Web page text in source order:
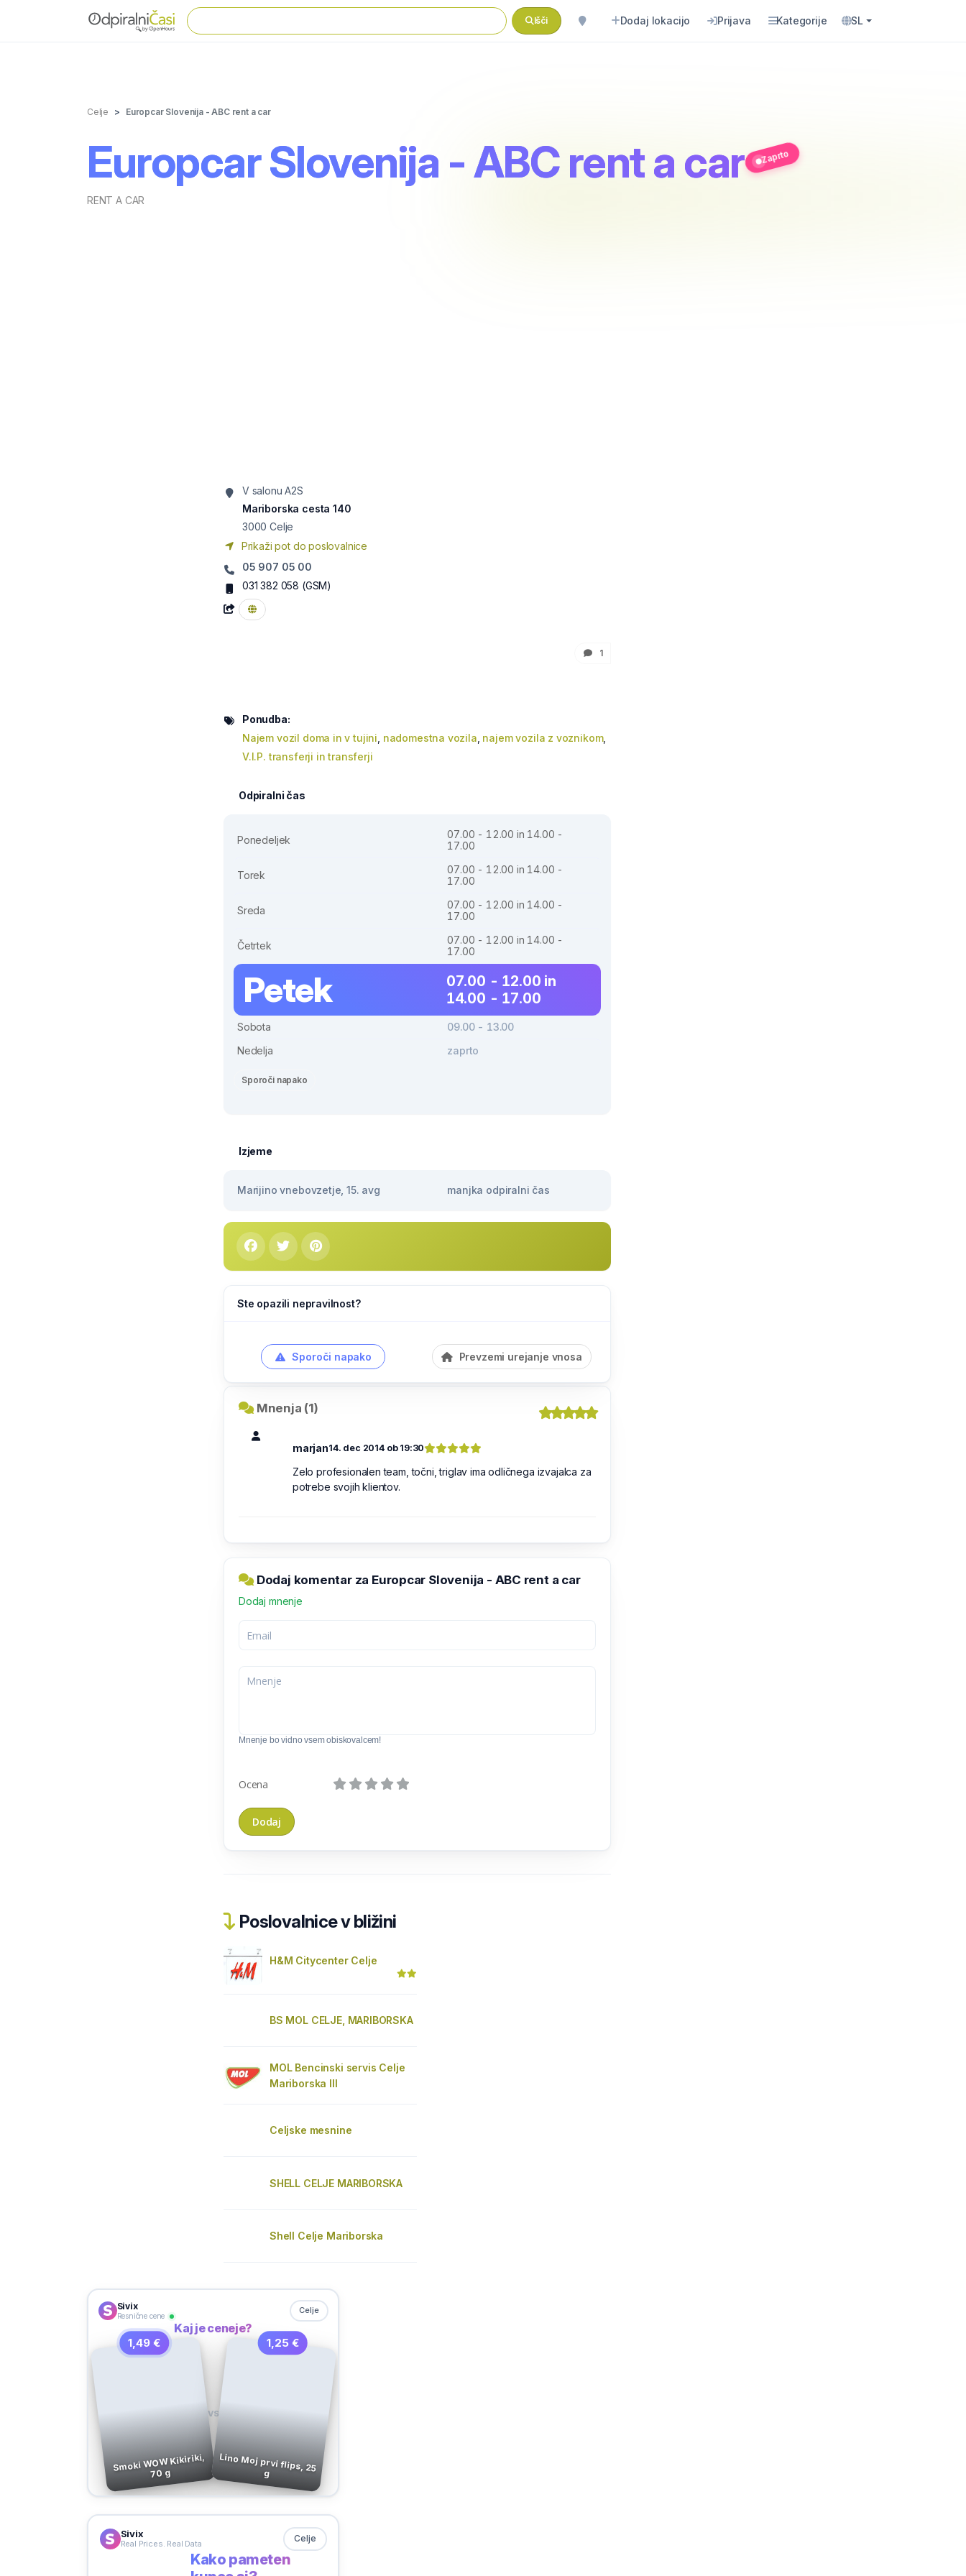
Išči Dodaj lokacijo Prijava Kategorije SL
Celje Europcar Slovenija - ABC rent a car
Europcar Slovenija - ABC rent a car
RENT A CAR
Zaprto
V salonu A2S
Mariborska cesta 140
3000 Celje
Prikaži pot do poslovalnice
05 907 05 00
031 382 058 (GSM)
1
Ponudba:
Najem vozil doma in v tujini nadomestna vozila najem vozila z voznikom,
V.I.P. transferji in transferji
Odpiralni čas
Ponedeljek
07.00 - 12.00 in 14.00 -
17.00
Torek
07.00 - 12.00 in 14.00 -
17.00
Sreda
07.00 - 12.00 in 14.00 -
17.00
Četrtek
07.00 - 12.00 in 14.00 -
17.00
Petek
07.00 - 12.00 in
14.00 - 17.00
Sobota
09.00 - 13.00
Nedelja
zaprto
Sporoči napako
Izjeme
Marijino vnebovzetje, 15. avg manjka odpiralni čas
Ste opazili nepravilnost?
Sporoči napako Prevzemi urejanje vnosa
Mnenja (1)
marjan14. dec 2014 ob 19:30
Zelo profesionalen team, točni, triglav ima odličnega izvajalca za
potrebe svojih klientov.
Dodaj komentar za Europcar Slovenija - ABC rent a car
Dodaj mnenje
Mnenje bo vidno vsem obiskovalcem!
Ocena
Poslovalnice v bližini
H&M Citycenter Celje
BS MOL CELJE, MARIBORSKA
MOL Bencinski servis Celje
Mariborska III
Celjske mesnine
SHELL CELJE MARIBORSKA
Shell Celje Mariborska
Sivix
Resnične cene
Celje
Kaj je ceneje?
1,49 €
Smoki WOW Kikiriki,
70 g
VS
1,25 €
Lino Moj prvi flips, 25
g
Sivix
Real Prices. Real Data Celje
Kako pameten